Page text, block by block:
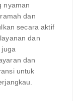
nyaman
dan
secara aktif
dan
dan
untuk